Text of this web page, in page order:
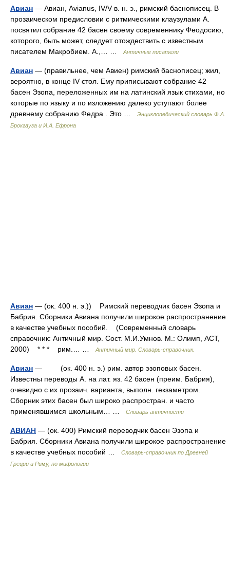
Авиан — Авиан, Avianus, IV/V в. н. э., римский баснописец. В
прозаическом предисловии с ритмическими клаузулами А.
посвятил собрание 42 басен своему современнику Феодосию,
которого, быть может, следует отождествить с известным
писателем Макробием. А.,… …
Античные писатели
Авиан — (правильнее, чем Авиен) римский баснописец; жил,
вероятно, в конце IV стол. Ему приписывают собрание 42
басен Эзопа, переложенных им на латинский язык стихами, но
которые по языку и по изложению далеко уступают более
древнему собранию Федра . Это …
Энциклопедический словарь Ф.А.
Брокгауза и И.А. Ефрона
Авиан — (ок. 400 н. э.)) Римский переводчик басен Эзопа и
Бабрия. Сборники Авиана получили широкое распространение
в качестве учебных пособий. (Современный словарь
справочник: Античный мир. Cост. М.И.Умнов. М.: Олимп, АСТ,
2000) * * * рим.… …
Античный мир. Словарь-справочник.
Авиан — (ок. 400 н. э.) рим. автор эзоповых басен.
Известны переводы А. на лат. яз. 42 басен (преим. Бабрия),
очевидно с их прозаич. варианта, выполн. гекзаметром.
Сборник этих басен был широко распростран. и часто
применявшимся школьным… …
Словарь античности
АВИАН — (ок. 400) Римский переводчик басен Эзопа и
Бабрия. Сборники Авиана получили широкое распространение
в качестве учебных пособий …
Cловарь-справочник по Древней
Греции и Риму, по мифологии